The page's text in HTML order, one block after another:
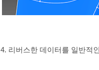
4. 리버스한 데이터를 일반적